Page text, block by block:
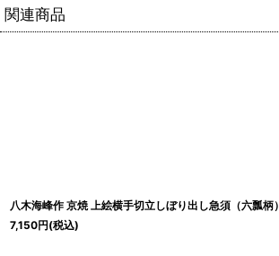
関連商品
八木海峰作 京焼 上絵横手切立しぼり出し急須（六瓢柄）
7,150円(税込)